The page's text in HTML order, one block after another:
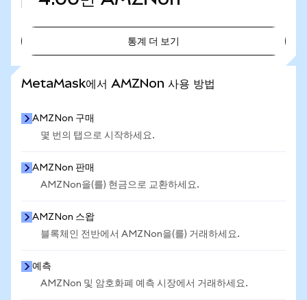
통계 더 보기
MetaMask에서 AMZNon 사용 방법
AMZNon 구매
몇 번의 탭으로 시작하세요.
AMZNon 판매
AMZNon을(를) 현금으로 교환하세요.
AMZNon 스왑
블록체인 전반에서 AMZNon을(를) 거래하세요.
예측
AMZNon 및 암호화폐 예측 시장에서 거래하세요.